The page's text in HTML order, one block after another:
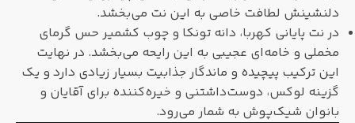
دلنشینش لطافت خاصی به این نت می‌بخشد.
در نت‌ پایانی کهربا، دانه تونکا و چوب کشمیر حس گرمای
مخملی و خامه‌ای عجیبی به این رایحه می‌بخشد. در نهایت
این ترکیب پیچیده و ماندگار جذابیت بسیار زیادی دارد و یک
گزینه لوکس، دوست‌داشتنی و خیره‌کننده برای آقایان و
بانوان شیک‌پوش به شمار می‌رود.